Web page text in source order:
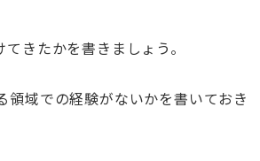
きたかを書きましょう。
域での経験がないかを書いておき